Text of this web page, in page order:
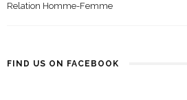
Relation Homme-Femme
FIND US ON FACEBOOK